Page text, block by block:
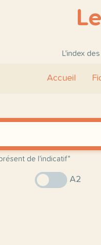
L'index
Accueil
de l'indicatif"
A2